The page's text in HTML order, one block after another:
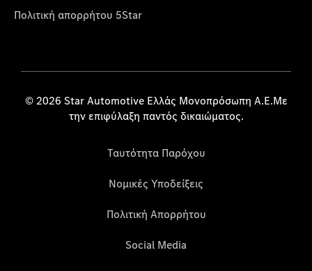
Πολιτική απορρήτου 5Star
© 2026 Star Automotive Ελλάς Μονοπρόσωπη Α.Ε.Με
την επιφύλαξη παντός δικαιώματος.
Ταυτότητα Παρόχου
Νομικές Υποδείξεις
Πολιτική Απορρήτου
Social Media